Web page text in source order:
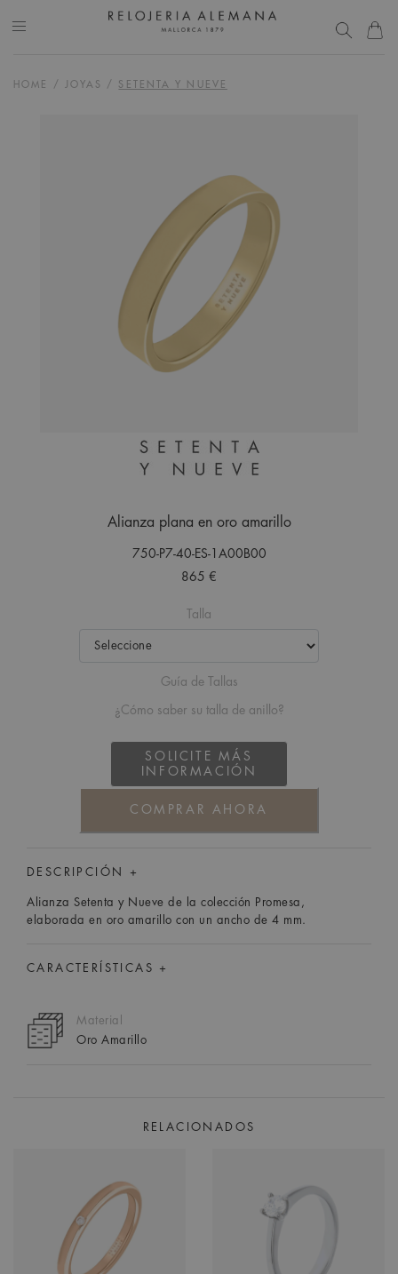
HOME / JOYAS / SETENTA Y NUEVE
Alianza plana en oro amarillo
750-P7-40-ES-1A00B00
865 €
Talla
Guía de Tallas
¿Cómo saber su talla de anillo?
SOLICITE MÁS
INFORMACIÓN
COMPRAR AHORA
DESCRIPCIÓN +
Alianza Setenta y Nueve de la colección Promesa,
elaborada en oro amarillo con un ancho de 4 mm.
CARACTERÍSTICAS +
Material
Oro Amarillo
RELACIONADOS